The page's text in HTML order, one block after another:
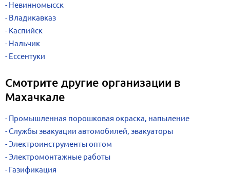
Невинномысск
Владикавказ
Каспийск
Нальчик
Ессентуки
Смотрите другие организации в
Махачкале
Промышленная порошковая окраска, напыление
Службы эвакуации автомобилей, эвакуаторы
Электроинструменты оптом
Электромонтажные работы
Газификация